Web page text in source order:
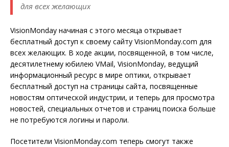
для всех желающих
VisionMonday начиная с этого месяца открывает
бесплатный доступ к своему сайту VisionMonday.com для
всех желающих. В ходе акции, посвященной, в том числе,
десятилетнему юбилею VMail, VisionMonday, ведущий
информационный ресурс в мире оптики, открывает
бесплатный доступ на страницы сайта, посвященные
новостям оптической индустрии, и теперь для просмотра
новостей, специальных отчетов и страниц поиска больше
не потребуются логины и пароли.
Посетители VisionMonday.com теперь смогут также